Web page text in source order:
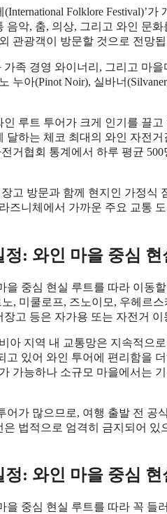
Folklore Festival)’
악, 춤, 의상, 그리고 와인 문
관광객이 방문할 것으로 전망
족 경영 와이너리, 그리고 마
누아(Pinot Noir), 실바너
루트 투어가 크게 인기를 끌
달하는 체코 최대의 와인 자전
거협회 통계에서 하루 평균
고 방문과 함께 현지인 가정식
즈니체에서 가까운 주요 교통
: 와인 마을 중심
을 중심 현실 루트를 따라 이동
, 미쿨로프, 즈노이모, 우헤르
고 등은 자가용 또는 자전거
아 지역 내 교통망은 지속적으
있어 와인 투어에 편리함을
가능하나 소규모 마을에서는
가 많으므로, 여행 출발 전 공
법적으로 엄격히 금지되어 있
: 와인 마을 중심
중심 현실 루트를 따라 꼭 들